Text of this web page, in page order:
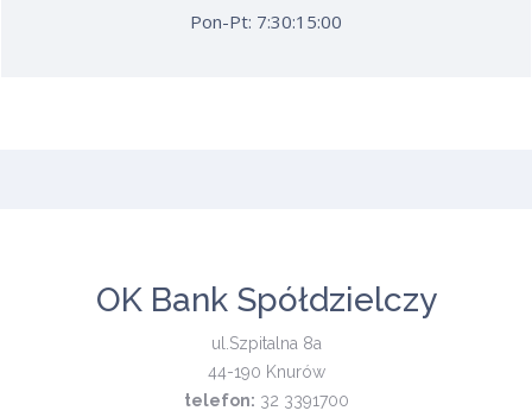
Pon-Pt: 7:30:15:00
OK Bank Spółdzielczy
ul.Szpitalna 8a
44-190 Knurów
telefon: 32 3391700